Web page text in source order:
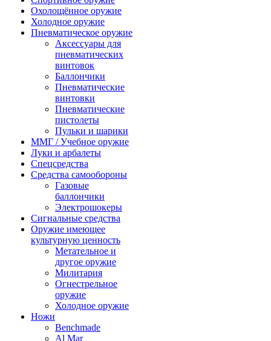
Охолощённое оружие
Холодное оружие
Пневматическое оружие
Аксессуары для
пневматических
винтовок
Баллончики
Пневматические
винтовки
Пневматические
пистолеты
Пульки и шарики
ММГ / Учебное оружие
Луки и арбалеты
Спецсредства
Средства самообороны
Газовые
баллончики
Электрошокеры
Сигнальные средства
Оружие имеющее
культурную ценность
Метательное и
другое оружие
Милитария
Огнестрельное
оружие
Холодное оружие
Ножи
Benchmade
Al Mar